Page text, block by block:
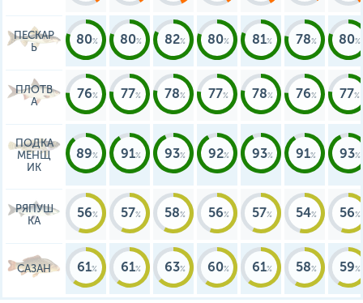
ПЕСКАР
Ь
80 80 82 80 81 78 80
ПЛОТВ
А
76 77 78 77 78 76 77
ПОДКА
МЕНЩ
ИК
89 91 93 92 93 91 93
РЯПУШ
КА
56 57 58 56 57 54 56
САЗАН 61 61 63 60 61 58 59